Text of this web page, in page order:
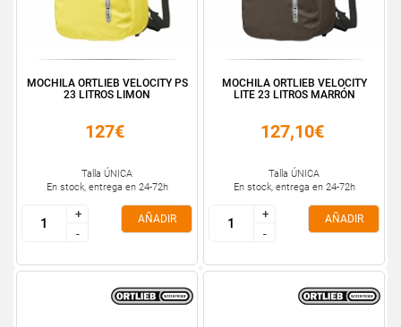
MOCHILA ORTLIEB VELOCITY PS
23 LITROS LIMON
127€
Talla ÚNICA
En stock, entrega en 24-72h
+
-
+
-
AÑADIR
MOCHILA ORTLIEB VELOCITY
LITE 23 LITROS MARRÓN
127,10€
Talla ÚNICA
En stock, entrega en 24-72h
+
-
+
-
AÑADIR